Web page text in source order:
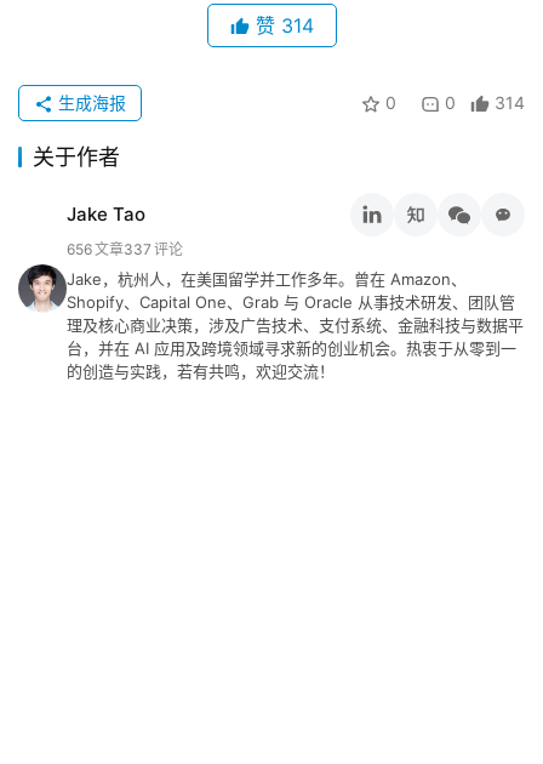
赞 314
0 0 314
生成海报
关于作者
Jake Tao
656文章337 评论
Jake，杭州人，在美国留学并工作多年。曾在 Amazon、
Shopify、Capital One、Grab 与 Oracle 从事技术研发、团队管
理及核心商业决策，涉及广告技术、支付系统、金融科技与数据平
台，并在 AI 应用及跨境领域寻求新的创业机会。热衷于从零到一
的创造与实践，若有共鸣，欢迎交流！